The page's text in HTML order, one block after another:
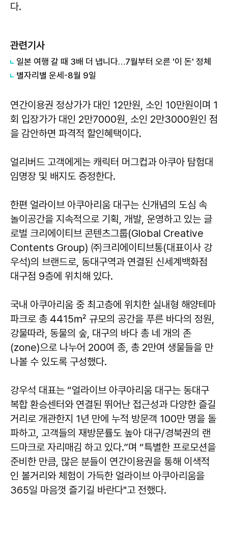
다.
관련기사
일본 여행 갈 때 3배 더 냅니다…7월부터 오른 '이 돈' 정체
별자리별 운세-8월 9일
연간이용권 정상가가 대인 12만원, 소인 10만원이며 1
회 입장가가 대인 2만7000원, 소인 2만3000원인 점
을 감안하면 파격적 할인혜택이다.
얼리버드 고객에게는 캐릭터 머그컵과 아쿠아 탐험대
임명장 및 배지도 증정한다.
한편 얼라이브 아쿠아리움 대구는 신개념의 도심 속
놀이공간을 지속적으로 기획, 개발, 운영하고 있는 글
로벌 크리에이티브 콘텐츠그룹(Global Creative
Contents Group) ㈜크리에이티브통(대표이사 강
우석)의 브랜드로, 동대구역과 연결된 신세계백화점
대구점 9층에 위치해 있다.
국내 아쿠아리움 중 최고층에 위치한 실내형 해양테마
파크로 총 4415㎡ 규모의 공간을 푸른 바다의 정원,
강물따라, 동물의 숲, 대구의 바다 총 네 개의 존
(zone)으로 나누어 200여 종, 총 2만여 생물들을 만
나볼 수 있도록 구성했다.
강우석 대표는 “얼라이브 아쿠아리움 대구는 동대구
복합 환승센터와 연결된 뛰어난 접근성과 다양한 즐길
거리로 개관한지 1년 만에 누적 방문객 100만 명을 돌
파하고, 고객들의 재방문률도 높아 대구/경북권의 랜
드마크로 자리매김 하고 있다.”며 “특별한 프로모션을
준비한 만큼, 많은 분들이 연간이용권을 통해 이색적
인 볼거리와 체험이 가득한 얼라이브 아쿠아리움을
365일 마음껏 즐기길 바란다"고 전했다.